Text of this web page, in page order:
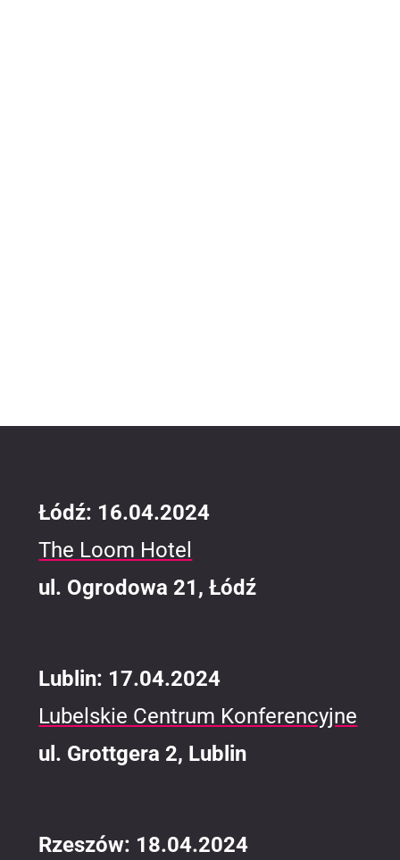
Łódź: 16.04.2024
The Loom Hotel
ul. Ogrodowa 21, Łódź
Lublin: 17.04.2024
Lubelskie Centrum Konferencyjne
ul. Grottgera 2, Lublin
Rzeszów: 18.04.2024